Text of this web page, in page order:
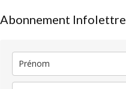
Abonnement Infolettre